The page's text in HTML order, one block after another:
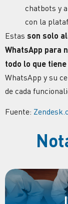
chatbots y
con la
Estas son solo
WhatsApp para
todo lo que
WhatsApp y su
de cada
Fuente: